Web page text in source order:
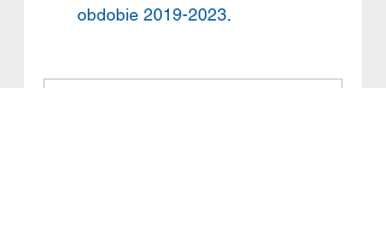
obdobie 2019-2023